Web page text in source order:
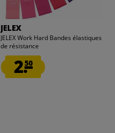
JELEX
JELEX Work Hard Bandes élastiques
de résistance
2.50